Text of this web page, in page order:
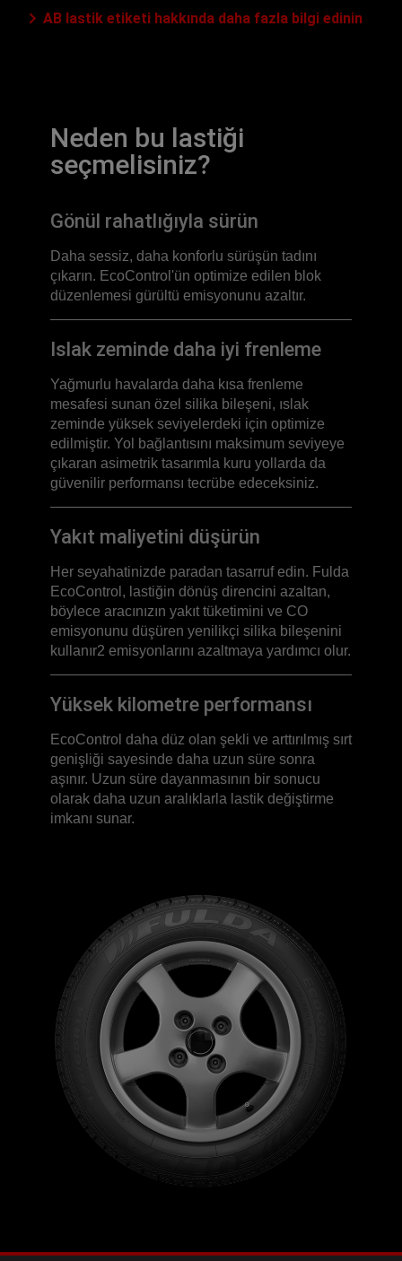
AB lastik etiketi hakkında daha fazla bilgi edinin
Neden bu lastiği
seçmelisiniz?
Gönül rahatlığıyla sürün
Daha sessiz, daha konforlu sürüşün tadını
çıkarın. EcoControl'ün optimize edilen blok
düzenlemesi gürültü emisyonunu azaltır.
Islak zeminde daha iyi frenleme
Yağmurlu havalarda daha kısa frenleme
mesafesi sunan özel silika bileşeni, ıslak
zeminde yüksek seviyelerdeki için optimize
edilmiştir. Yol bağlantısını maksimum seviyeye
çıkaran asimetrik tasarımla kuru yollarda da
güvenilir performansı tecrübe edeceksiniz.
Yakıt maliyetini düşürün
Her seyahatinizde paradan tasarruf edin. Fulda
EcoControl, lastiğin dönüş direncini azaltan,
böylece aracınızın yakıt tüketimini ve CO
emisyonunu düşüren yenilikçi silika bileşenini
kullanır2 emisyonlarını azaltmaya yardımcı olur.
Yüksek kilometre performansı
EcoControl daha düz olan şekli ve arttırılmış sırt
genişliği sayesinde daha uzun süre sonra
aşınır. Uzun süre dayanmasının bir sonucu
olarak daha uzun aralıklarla lastik değiştirme
imkanı sunar.